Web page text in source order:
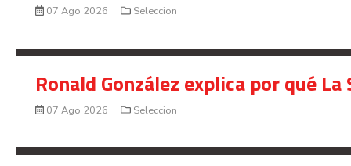
07 Ago 2026 Seleccion
Ronald González explica por qué
07 Ago 2026 Seleccion